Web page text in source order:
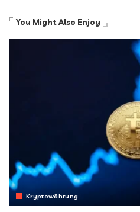
You Might Also Enjoy
Kryptowährung